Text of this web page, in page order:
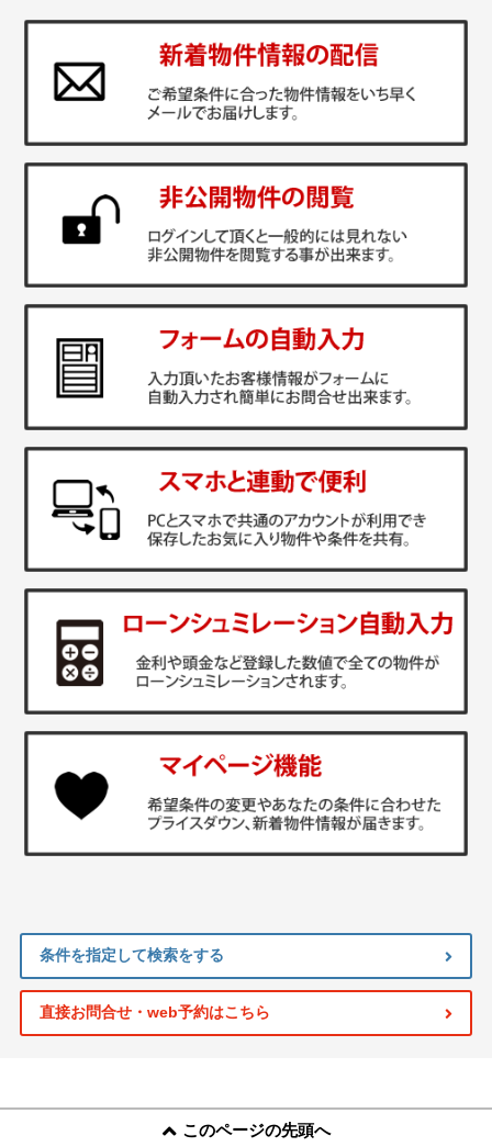
条件を指定して検索をする
直接お問合せ・web予約はこちら
このページの先頭へ